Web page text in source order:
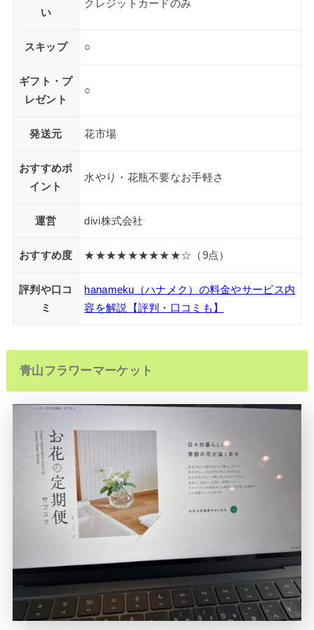
い
クレジットカードのみ
スキップ ○
ギフト・プ
レゼント
○
発送元 花市場
おすすめポ
イント
水やり・花瓶不要なお手軽さ
運営 divi株式会社
おすすめ度 ★★★★★★★★★☆（9点）
評判や口コ
ミ
hanameku（ハナメク）の料金やサービス内
容を解説【評判・口コミも】
青山フラワーマーケット